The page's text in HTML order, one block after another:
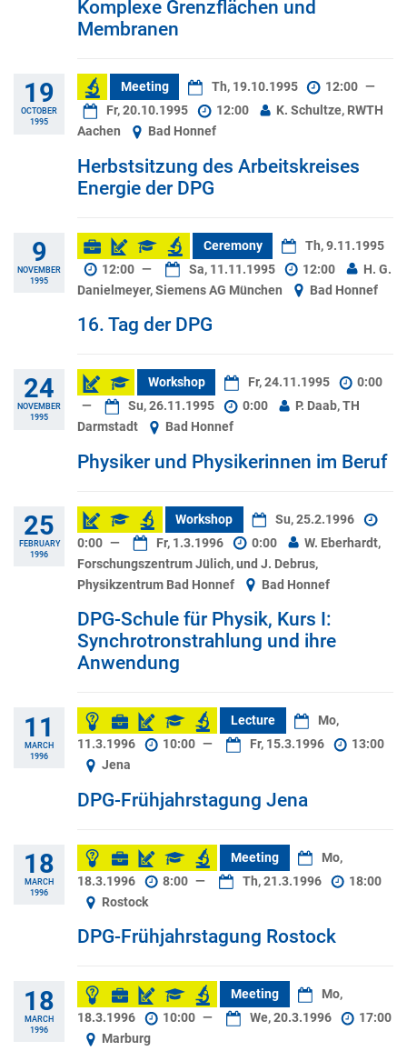
Komplexe Grenzflächen und
Membranen
19
OCTOBER
1995
Meeting Th, 19.10.1995 12:00 —
Fr, 20.10.1995
12:00
K. Schultze, RWTH
Aachen
Bad Honnef
Herbstsitzung des Arbeitskreises
Energie der DPG
9
NOVEMBER
1995
Ceremony
Th, 9.11.1995
12:00 — Sa, 11.11.1995 12:00
H. G.
Danielmeyer, Siemens AG München
Bad Honnef
16. Tag der DPG
24
NOVEMBER
1995
Workshop Fr, 24.11.1995
0:00
—
Su, 26.11.1995 0:00
P. Daab, TH
Darmstadt
Bad Honnef
Physiker und Physikerinnen im Beruf
25
FEBRUARY
1996
Workshop
Su, 25.2.1996
0:00 — Fr, 1.3.1996 0:00
W. Eberhardt,
Forschungszentrum Jülich, und J. Debrus,
Physikzentrum Bad Honnef
Bad Honnef
DPG-Schule für Physik, Kurs I:
Synchrotronstrahlung und ihre
Anwendung
11
MARCH
1996
Lecture
Mo,
11.3.1996
10:00 — Fr, 15.3.1996
13:00
Jena
DPG-Frühjahrstagung Jena
18
MARCH
1996
Meeting
Mo,
18.3.1996
8:00 — Th, 21.3.1996
18:00
Rostock
DPG-Frühjahrstagung Rostock
18
MARCH
1996
Meeting
Mo,
18.3.1996
10:00 — We, 20.3.1996
17:00
Marburg